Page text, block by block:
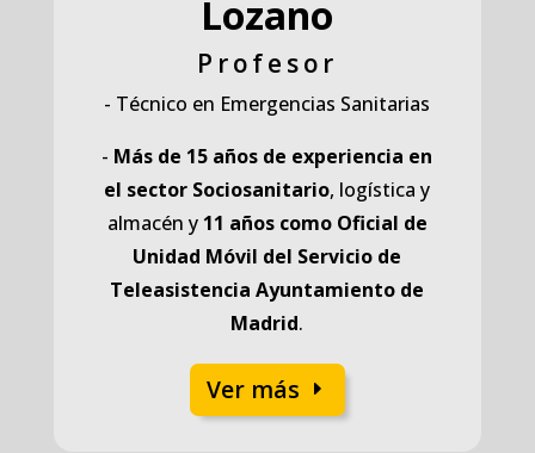
Lozano
Profesor
- Técnico en Emergencias Sanitarias
- Más de 15 años de experiencia en
el sector Sociosanitario, logística y
almacén y 11 años como Oficial de
Unidad Móvil del Servicio de
Teleasistencia Ayuntamiento de
Madrid.
Ver más